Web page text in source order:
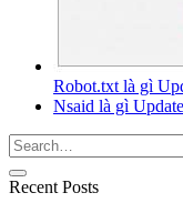
Robot.txt là gì
Nsaid là gì
Recent Posts